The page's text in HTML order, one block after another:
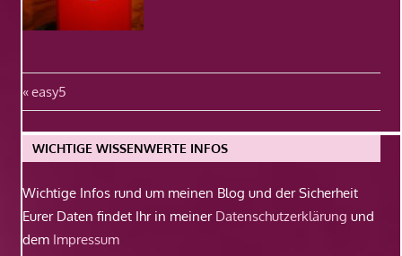
Beitragsnavigation
Vorheriger
Beitrag:
easy5
WICHTIGE WISSENWERTE INFOS
Wichtige Infos rund um meinen Blog und der Sicherheit
Eurer Daten findet Ihr in meiner Datenschutzerklärung und
dem Impressum